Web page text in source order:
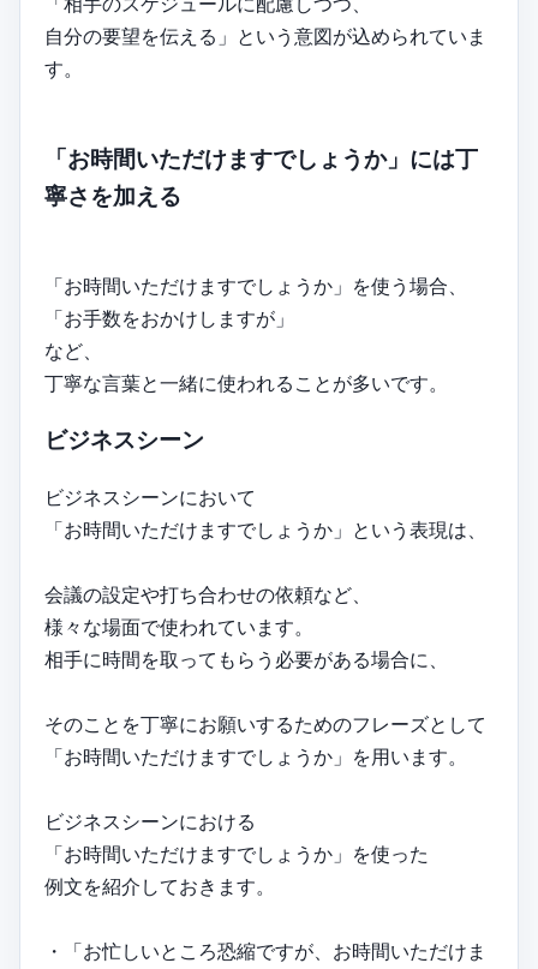
自分の要望を伝える」という意図が込められていま
す。
「お時間いただけますでしょうか」には丁
寧さを加える
「お時間いただけますでしょうか」を使う場合、
「お手数をおかけしますが」
など、
丁寧な言葉と一緒に使われることが多いです。
ビジネスシーン
ビジネスシーンにおいて
「お時間いただけますでしょうか」という表現は、
会議の設定や打ち合わせの依頼など、
様々な場面で使われています。
相手に時間を取ってもらう必要がある場合に、
そのことを丁寧にお願いするためのフレーズとして
「お時間いただけますでしょうか」を用います。
ビジネスシーンにおける
「お時間いただけますでしょうか」を使った
例文を紹介しておきます。
・「お忙しいところ恐縮ですが、お時間いただけま